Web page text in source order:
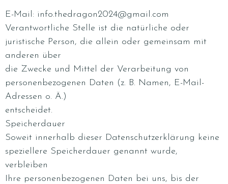
E-Mail: info.thedragon2024@gmail.com
Verantwortliche Stelle ist die natürliche oder
juristische Person, die allein oder gemeinsam mit
anderen über
die Zwecke und Mittel der Verarbeitung von
personenbezogenen Daten (z. B. Namen, E-Mail-
Adressen o. Ä.)
entscheidet.
Speicherdauer
Soweit innerhalb dieser Datenschutzerklärung keine
speziellere Speicherdauer genannt wurde,
verbleiben
Ihre personenbezogenen Daten bei uns, bis der